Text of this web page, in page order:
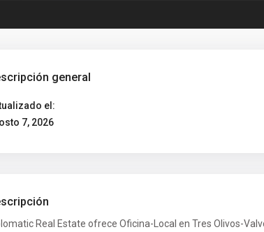
general
el:
7, 2026
Real Estate ofrece Oficina-Local en Tres Olivos-